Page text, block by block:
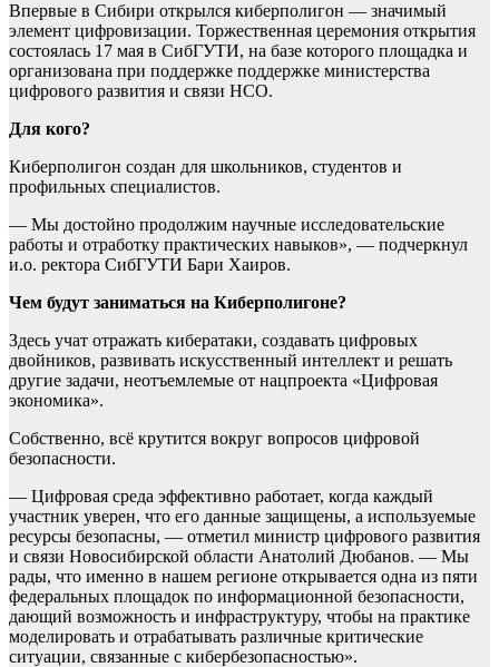
Впервые в Сибири открылся киберполигон — значимый
элемент цифровизации. Торжественная церемония открытия
состоялась 17 мая в СибГУТИ, на базе которого площадка и
организована при поддержке поддержке министерства
цифрового развития и связи НСО.
Для кого?
Киберполигон создан для школьников, студентов и
профильных специалистов.
— Мы достойно продолжим научные исследовательские
работы и отработку практических навыков», — подчеркнул
и.о. ректора СибГУТИ Бари Хаиров.
Чем будут заниматься на Киберполигоне?
Здесь учат отражать кибератаки, создавать цифровых
двойников, развивать искусственный интеллект и решать
другие задачи, неотъемлемые от нацпроекта «Цифровая
экономика».
Собственно, всё крутится вокруг вопросов цифровой
безопасности.
— Цифровая среда эффективно работает, когда каждый
участник уверен, что его данные защищены, а используемые
ресурсы безопасны, — отметил министр цифрового развития
и связи Новосибирской области Анатолий Дюбанов. — Мы
рады, что именно в нашем регионе открывается одна из пяти
федеральных площадок по информационной безопасности,
дающий возможность и инфраструктуру, чтобы на практике
моделировать и отрабатывать различные критические
ситуации, связанные с кибербезопасностью».